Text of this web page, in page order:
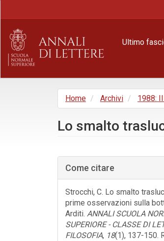
principale
Barra
laterale
Ultimo
Home Archivi 1988:
Lo smalto
laterale
dell'articolo
Come citare
Strocchi, C. Lo smalto
prime osservazioni sulla
Arditi. ANNALI SCUOLA
SUPERIORE - CLASSE DI
FILOSOFIA, 18(1), 137-150.